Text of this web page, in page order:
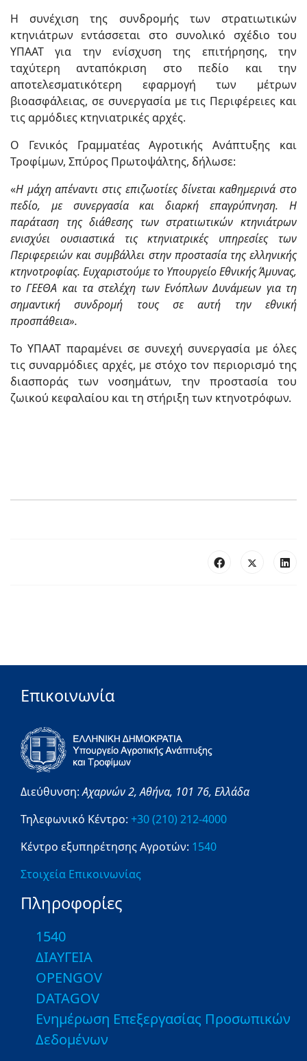
Η συνέχιση της συνδρομής των στρατιωτικών
κτηνιάτρων εντάσσεται στο συνολικό σχέδιο του
ΥΠΑΑΤ για την ενίσχυση της επιτήρησης, την
ταχύτερη ανταπόκριση στο πεδίο και την
αποτελεσματικότερη εφαρμογή των μέτρων
βιοασφάλειας, σε συνεργασία με τις Περιφέρειες και
τις αρμόδιες κτηνιατρικές αρχές.
Ο Γενικός Γραμματέας Αγροτικής Ανάπτυξης και
Τροφίμων, Σπύρος Πρωτοψάλτης, δήλωσε:
«Η μάχη απέναντι στις επιζωοτίες δίνεται καθημερινά στο
πεδίο, με συνεργασία και διαρκή επαγρύπνηση. Η
παράταση της διάθεσης των στρατιωτικών κτηνιάτρων
ενισχύει ουσιαστικά τις κτηνιατρικές υπηρεσίες των
Περιφερειών και συμβάλλει στην προστασία της ελληνικής
κτηνοτροφίας. Ευχαριστούμε το Υπουργείο Εθνικής Άμυνας,
το ΓΕΕΘΑ και τα στελέχη των Ενόπλων Δυνάμεων για τη
σημαντική συνδρομή τους σε αυτή την εθνική
προσπάθεια».
Το ΥΠΑΑΤ παραμένει σε συνεχή συνεργασία με όλες
τις συναρμόδιες αρχές, με στόχο τον περιορισμό της
διασποράς των νοσημάτων, την προστασία του
ζωικού κεφαλαίου και τη στήριξη των κτηνοτρόφων.
Επικοινωνία
Διεύθυνση:Αχαρνών 2,Αθήνα, 101 76, Ελλάδα
Τηλεφωνικό Κέντρο: +30 (210) 212-4000
Κέντρο εξυπηρέτησης Αγροτών: 1540
Στοιχεία Επικοινωνίας
Πληροφορίες
1540
ΔΙΑΥΓΕΙΑ
OPENGOV
DATAGOV
Ενημέρωση Επεξεργασίας Προσωπικών
Δεδομένων